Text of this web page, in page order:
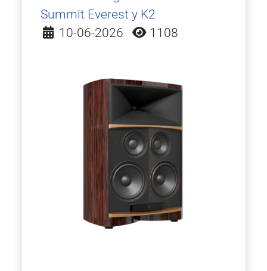
Summit Everest y K2
Detalles
10-06-2026 1108